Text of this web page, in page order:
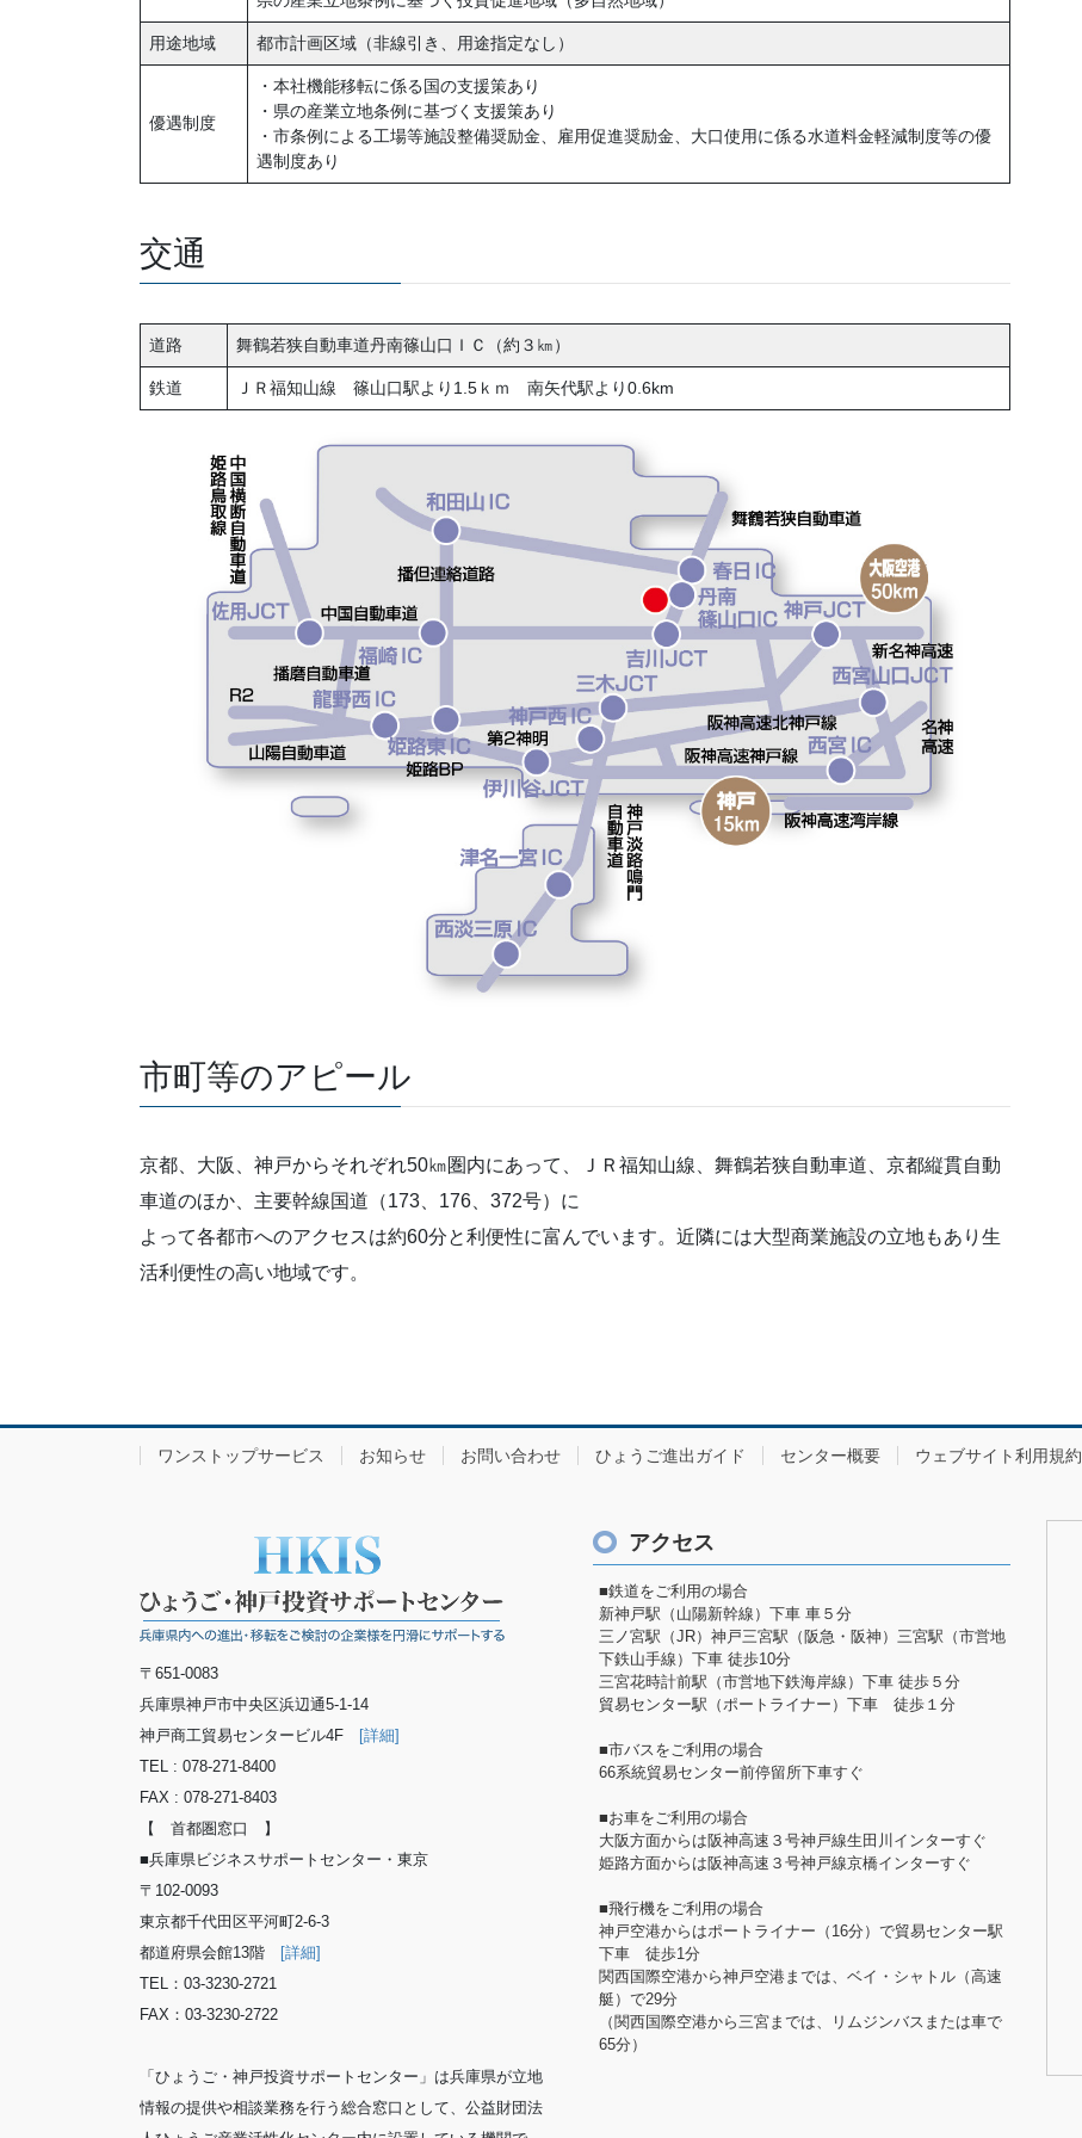
用途地域 都市計画区域（非線引き、用途指定なし）
優遇制度
・本社機能移転に係る国の支援策あり
・県の産業立地条例に基づく支援策あり
・市条例による工場等施設整備奨励金、雇用促進奨励金、大口使用に係る水道料金軽減制度等の優
遇制度あり
交通
道路 舞鶴若狭自動車道丹南篠山口ＩＣ（約３㎞）
鉄道 ＪＲ福知山線 篠山口駅より1.5ｋｍ 南矢代駅より0.6km
市町等のアピール
京都、大阪、神戸からそれぞれ50㎞圏内にあって、ＪＲ福知山線、舞鶴若狭自動車道、京都縦貫自動
車道のほか、主要幹線国道（173、176、372号）に
よって各都市へのアクセスは約60分と利便性に富んでいます。近隣には大型商業施設の立地もあり生
活利便性の高い地域です。
ワンストップサービス お知らせ お問い合わせ ひょうご進出ガイド センター概要 ウェブサイト利用規約
〒651-0083
兵庫県神戸市中央区浜辺通5-1-14
神戸商工貿易センタービル4F
[詳細]
TEL : 078-271-8400
FAX : 078-271-8403
【 首都圏窓口 】
■兵庫県ビジネスサポートセンター・東京
〒102-0093
東京都千代田区平河町2-6-3
都道府県会館13階
[詳細]
TEL：03-3230-2721
FAX：03-3230-2722
「ひょうご・神戸投資サポートセンター」は兵庫県が立地
情報の提供や相談業務を行う総合窓口として、公益財団法
アクセス
■鉄道をご利用の場合
新神戸駅（山陽新幹線）下車 車５分
三ノ宮駅（JR）神戸三宮駅（阪急・阪神）三宮駅（市営地
下鉄山手線）下車 徒歩10分
三宮花時計前駅（市営地下鉄海岸線）下車 徒歩５分
貿易センター駅（ポートライナー）下車 徒歩１分
■市バスをご利用の場合
66系統貿易センター前停留所下車すぐ
■お車をご利用の場合
大阪方面からは阪神高速３号神戸線生田川インターすぐ
姫路方面からは阪神高速３号神戸線京橋インターすぐ
■飛行機をご利用の場合
神戸空港からはポートライナー（16分）で貿易センター駅
下車 徒歩1分
関西国際空港から神戸空港までは、ベイ・シャトル（高速
艇）で29分
（関西国際空港から三宮までは、リムジンバスまたは車で
65分）